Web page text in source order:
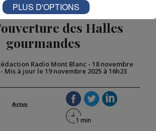
: de nombreux curieux
des Halles
gourmandes
Radio Mont Blanc - 18 novembre
- Mis à jour le 19 novembre 2025 à 16h23
Actus
PLUS D'OPTIONS